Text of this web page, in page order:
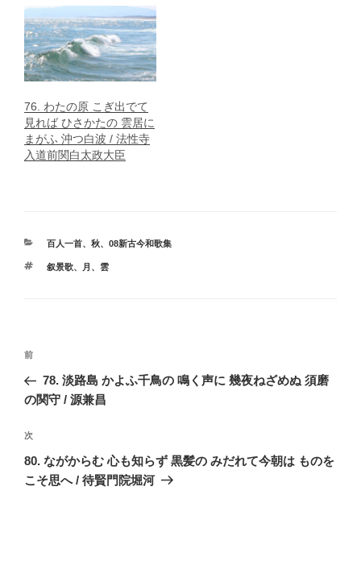
76. わたの原 こぎ出でて
見れば ひさかたの 雲居に
まがふ 沖つ白波 / 法性寺
入道前関白太政大臣
カ
ゴ
百人一首、 秋、 08新古今和歌集
タ
叙景歌、 月 、 雲
投
ナ
ゲ
ー
シ
前
の
投
前
78. 淡路島 かよふ千鳥の 鳴く声に 幾夜ねざめぬ 須磨
の関守 / 源兼昌
次
の
投
次
80. ながからむ 心も知らず 黒髪の みだれて今朝は ものを
こそ思へ / 待賢門院堀河